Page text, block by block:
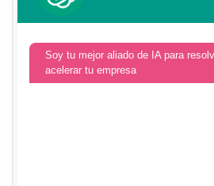
Soy tu mejor aliado de IA para
acelerar tu empresa